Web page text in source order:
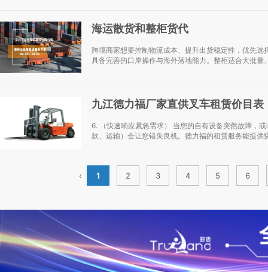
海运散货和整柜货代
跨境商家想要控制物流成本、提升出货稳定性，优先
具备完善的口岸操作与海外落地能力。整柜适合大批
九江德力福厂家直供叉车租赁价目表
6. （快速响应紧急需求） 当您的自有设备突然故障，
款、运输）会让您错失良机。德力福的租赁服务能提
‹ 1 2 3 4 5 6